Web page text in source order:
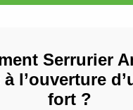
Serrurier
l’ouverture
fort ?